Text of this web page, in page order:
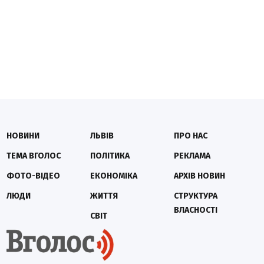
НОВИНИ
ТЕМА ВГОЛОС
ФОТО-ВІДЕО
ЛЮДИ
ЛЬВІВ
ПОЛІТИКА
ЕКОНОМІКА
ЖИТТЯ
СВІТ
ПРО НАС
РЕКЛАМА
АРХІВ НОВИН
СТРУКТУРА
ВЛАСНОСТІ